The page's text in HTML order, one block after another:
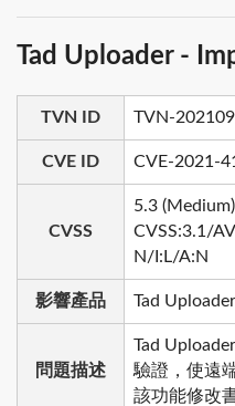
Tad Uploader -
TVN ID TVN-
CVE ID CVE-2021-
CVSS
5.3 (Medium)
CVSS:3.1/
N/I:L/A:N
影響產品 Tad
問題描述
Tad
驗證，使遠
該功能修改